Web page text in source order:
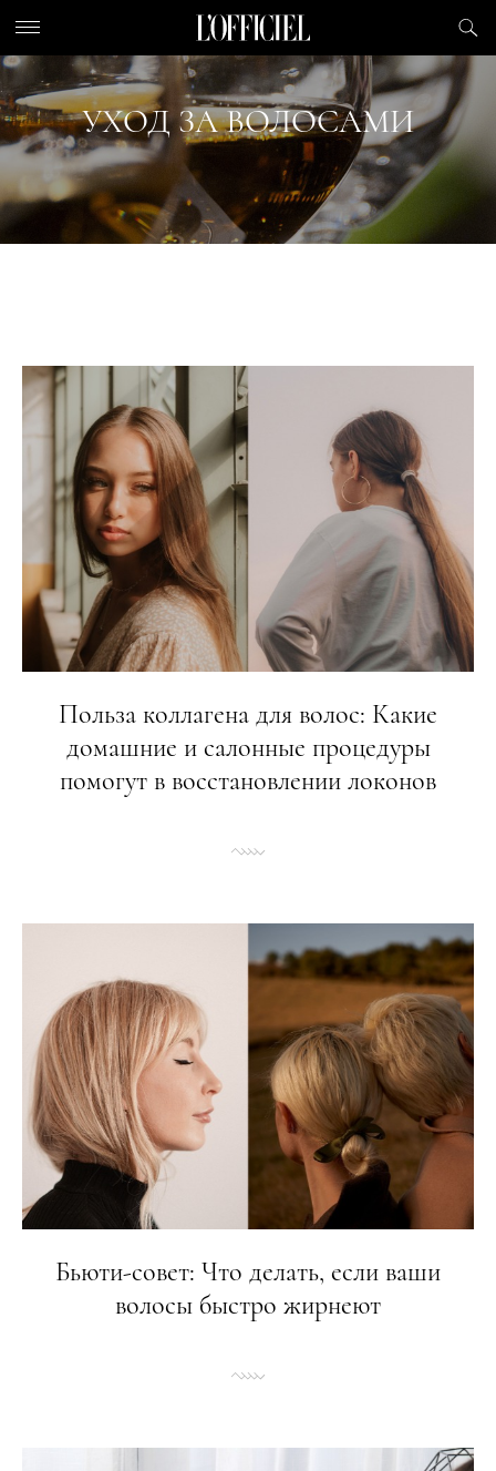
УХОД ЗА ВОЛОСАМИ
Польза коллагена для волос: Какие
домашние и салонные процедуры
помогут в восстановлении локонов
Бьюти-совет: Что делать, если ваши
волосы быстро жирнеют